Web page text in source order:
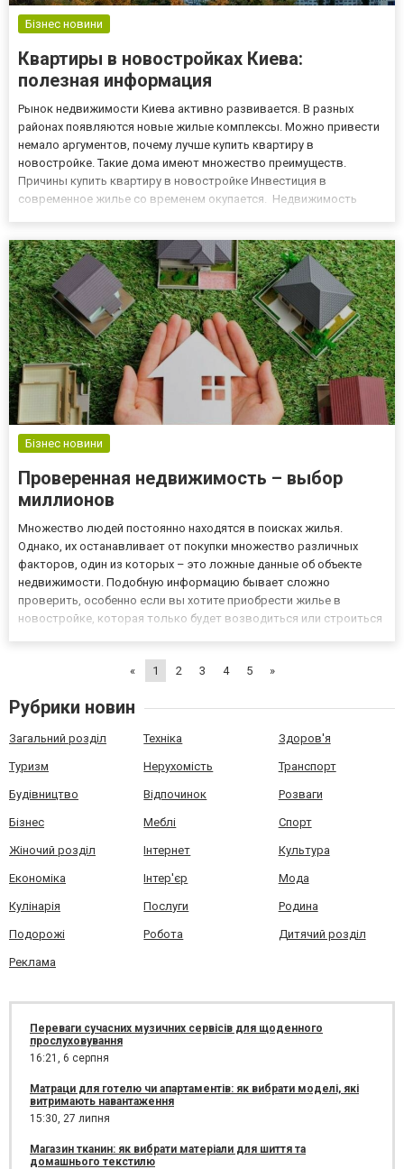
Бізнес новини
Квартиры в новостройках Киева:
полезная информация
Рынок недвижимости Киева активно развивается. В разных
районах появляются новые жилые комплексы. Можно привести
немало аргументов, почему лучше купить квартиру в
новостройке. Такие дома имеют множество преимуществ.
Причины купить квартиру в новостройке Инвестиция в
современное жилье со временем окупается. Недвижимость
сдачи в эксплуатацию кв...
Бізнес новини
Проверенная недвижимость – выбор
миллионов
Множество людей постоянно находятся в поисках жилья.
Однако, их останавливает от покупки множество различных
факторов, один из которых – это ложные данные об объекте
недвижимости. Подобную информацию бывает сложно
проверить, особенно если вы хотите приобрести жилье в
новостройке, которая только будет возводиться или строиться
денег. Для того, чтобы подоб...
« 1 2 3 4 5 »
Рубрики новин
Загальний розділ Техніка Здоров'я
Туризм Нерухомість Транспорт
Будівництво Відпочинок Розваги
Бізнес Меблі Спорт
Жіночий розділ Інтернет Культура
Економіка Інтер'єр Мода
Кулінарія Послуги Родина
Подорожі Робота Дитячий розділ
Реклама
Переваги сучасних музичних сервісів для щоденного
прослуховування
16:21, 6 серпня
Матраци для готелю чи апартаментів: як вибрати моделі, які
витримають навантаження
15:30, 27 липня
Магазин тканин: як вибрати матеріали для шиття та
домашнього текстилю